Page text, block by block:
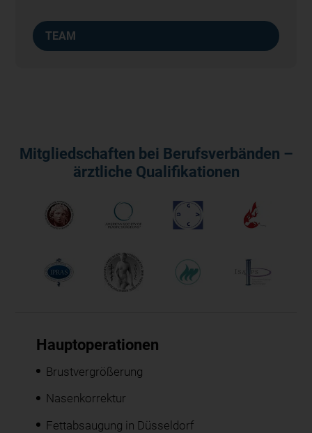
TEAM
Mitgliedschaften bei Berufsverbänden –
ärztliche Qualifikationen
Hauptoperationen
Brustvergrößerung
Nasenkorrektur
Fettabsaugung in Düsseldorf